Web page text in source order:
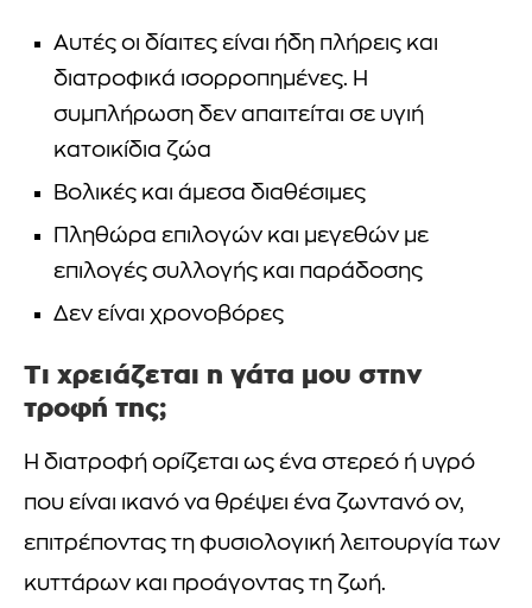
Αυτές οι δίαιτες είναι ήδη πλήρεις και
διατροφικά ισορροπημένες. Η
συμπλήρωση δεν απαιτείται σε υγιή
κατοικίδια ζώα
Βολικές και άμεσα διαθέσιμες
Πληθώρα επιλογών και μεγεθών με
επιλογές συλλογής και παράδοσης
Δεν είναι χρονοβόρες
Τι χρειάζεται η γάτα μου στην
τροφή της;
Η διατροφή ορίζεται ως ένα στερεό ή υγρό
που είναι ικανό να θρέψει ένα ζωντανό ον,
επιτρέποντας τη φυσιολογική λειτουργία των
κυττάρων και προάγοντας τη ζωή.